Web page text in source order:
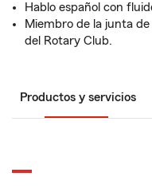
Hablo español con
Miembro de la junta
del Rotary Club.
Productos y servicios